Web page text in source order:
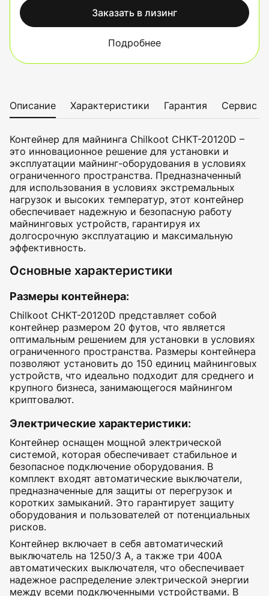
Заказать в лизинг
Подробнее
Описание Характеристики Гарантия Сервис
Контейнер для майнинга Chilkoot CHKT-20120D –
это инновационное решение для установки и
эксплуатации майнинг-оборудования в условиях
ограниченного пространства. Предназначенный
для использования в условиях экстремальных
нагрузок и высоких температур, этот контейнер
обеспечивает надежную и безопасную работу
майнинговых устройств, гарантируя их
долгосрочную эксплуатацию и максимальную
эффективность.
Основные характеристики
Размеры контейнера:
Chilkoot CHKT-20120D представляет собой
контейнер размером 20 футов, что является
оптимальным решением для установки в условиях
ограниченного пространства. Размеры контейнера
позволяют установить до 150 единиц майнинговых
устройств, что идеально подходит для среднего и
крупного бизнеса, занимающегося майнингом
криптовалют.
Электрические характеристики:
Контейнер оснащен мощной электрической
системой, которая обеспечивает стабильное и
безопасное подключение оборудования. В
комплект входят автоматические выключатели,
предназначенные для защиты от перегрузок и
коротких замыканий. Это гарантирует защиту
оборудования и пользователей от потенциальных
рисков.
Контейнер включает в себя автоматический
выключатель на 1250/3 А, а также три 400А
автоматических выключателя, что обеспечивает
надежное распределение электрической энергии
между всеми подключенными устройствами. В